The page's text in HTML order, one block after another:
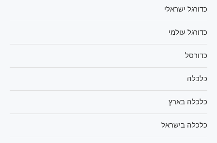
כדורגל ישראלי
כדורגל עולמי
כדורסל
כלכלה
כלכלה בארץ
כלכלה בישראל